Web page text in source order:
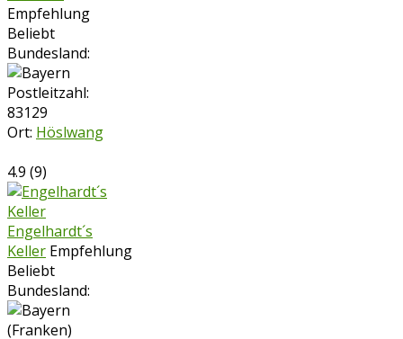
Empfehlung
Beliebt
Bundesland:
Postleitzahl:
83129
Ort: Höslwang
4.9 (9)
Engelhardt´s
Keller Empfehlung
Beliebt
Bundesland: